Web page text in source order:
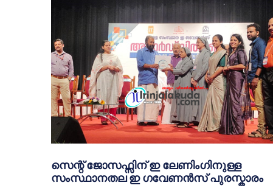
സെന്റ് ജോസഫ്സിന് ഇ ലേണിംഗിനുള്ള
സംസ്ഥാനതല ഇ ഗവേണൻസ് പുരസ്കാരം